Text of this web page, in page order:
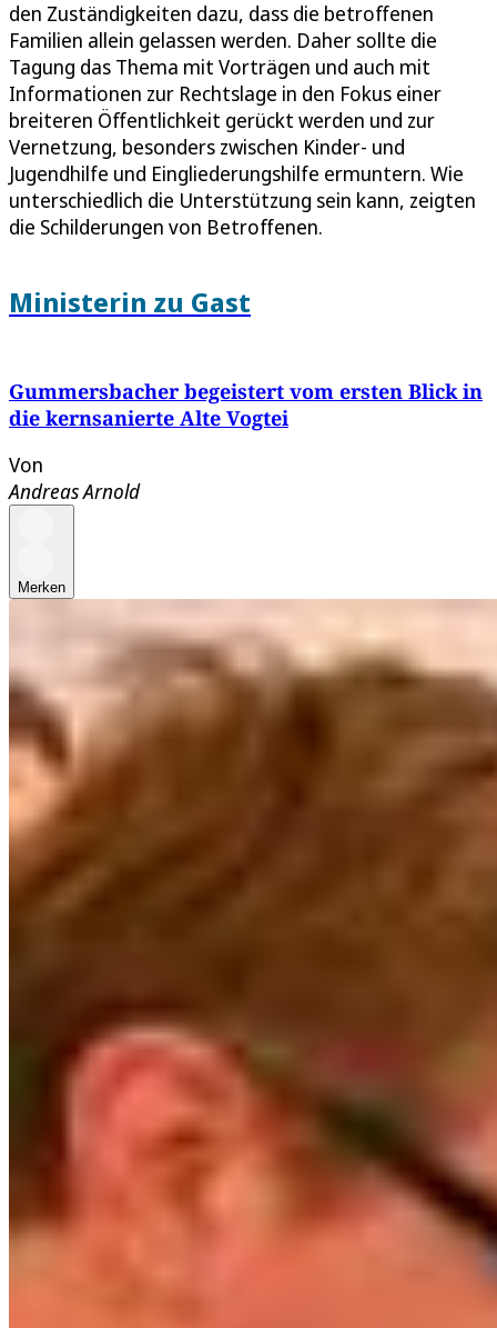
den Zuständigkeiten dazu, dass die betroffenen
Familien allein gelassen werden. Daher sollte die
Tagung das Thema mit Vorträgen und auch mit
Informationen zur Rechtslage in den Fokus einer
breiteren Öffentlichkeit gerückt werden und zur
Vernetzung, besonders zwischen Kinder- und
Jugendhilfe und Eingliederungshilfe ermuntern. Wie
unterschiedlich die Unterstützung sein kann, zeigten
die Schilderungen von Betroffenen.
Ministerin zu Gast
Gummersbacher begeistert vom ersten Blick in
die kernsanierte Alte Vogtei
Von
Andreas Arnold
Merken